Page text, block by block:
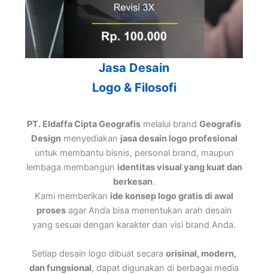
Jasa Desain
Logo & Filosofi
PT. Eldaffa Cipta Geografis melalui brand Geografis
Designmenyediakan jasa desain logo profesional
untuk membantu bisnis, personal brand, maupun
lembaga membangun identitas visual yang kuat dan
berkesan.
Kami memberikan ide konsep logo gratis di awal
prosesagar Anda bisa menentukan arah desain
yang sesuai dengan karakter dan visi brand Anda.
Setiap desain logo dibuat secara orisinal, modern,
dan fungsional, dapat digunakan di berbagai media